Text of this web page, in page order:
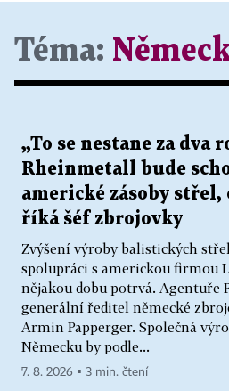
Téma:
„To se nestane za dva
Rheinmetall bude
americké zásoby střel,
říká šéf zbrojovky
Zvýšení výroby balistických
spolupráci s americkou firmou
nějakou dobu potrvá. Agentuře
generální ředitel německé
Armin Papperger. Společná
Německu by podle...
7. 8. 2026 ▪ 3 min. čtení